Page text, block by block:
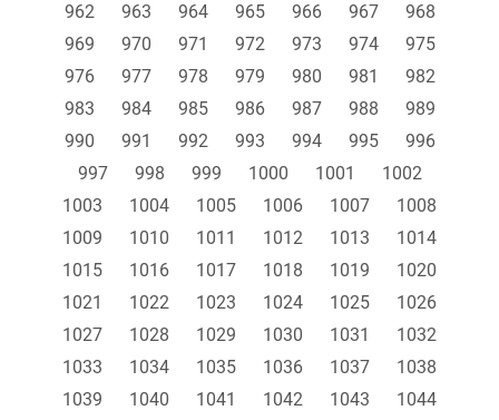
962
963 964 965 966 967
968
969
970 971 972 973 974
975
976
977 978 979 980 981
982
983
984 985 986 987 988
989
990
991 992 993 994 995
996
997
998 999 1000 1001
1002
1003
1004 1005 1006 1007
1008
1009
1010 1011 1012 1013
1014
1015
1016 1017 1018 1019
1020
1021
1022 1023 1024 1025
1026
1027
1028 1029 1030 1031
1032
1033
1034 1035 1036 1037
1038
1039
1040 1041 1042 1043
1044